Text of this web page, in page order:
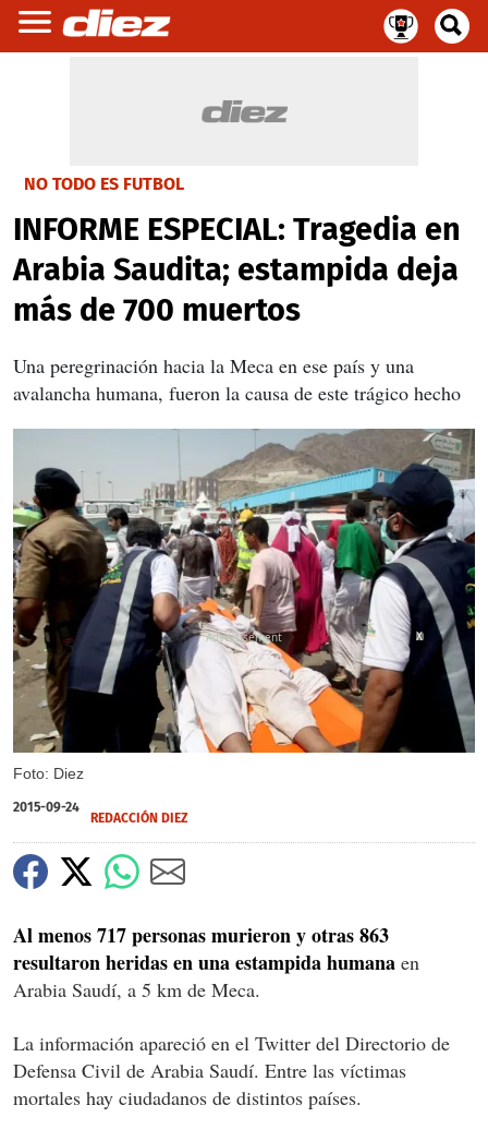
NO TODO ES FUTBOL
INFORME ESPECIAL: Tragedia en
Arabia Saudita; estampida deja
más de 700 muertos
Una peregrinación hacia la Meca en ese país y una
avalancha humana, fueron la causa de este trágico hecho
Foto: Diez
X
2015-09-24
REDACCIÓN DIEZ
Al menos 717 personas murieron y otras 863
resultaron heridas en una estampida humana en
Arabia Saudí, a 5 km de Meca.
La información apareció en el Twitter del Directorio de
Defensa Civil de Arabia Saudí. Entre las víctimas
mortales hay ciudadanos de distintos países.